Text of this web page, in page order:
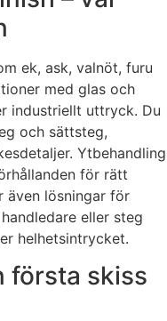
ek, ask, valnöt, furu
med glas och
industriellt uttryck. Du
och sättsteg,
Ytbehandling
för rätt
även lösningar för
eller steg
helhetsintrycket.
första skiss